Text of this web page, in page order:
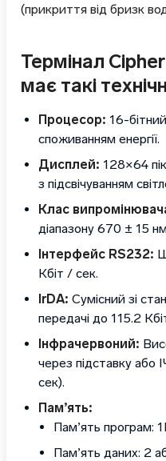
(прикриття від бризк
Термінал
має такі
Процесор: 16-
споживанням енергії.
Дисплей: 128×64
з підсвічуванням
Клас
діапазону 670 ± 15
Інтерфейс RS232:
Кбіт / сек.
IrDA: Сумісний зі
передачі до 115.2
Інфрачервоний:
через підставку або
сек).
Пам’ять:
Пам’ять програм:
Пам’ять даних: 2